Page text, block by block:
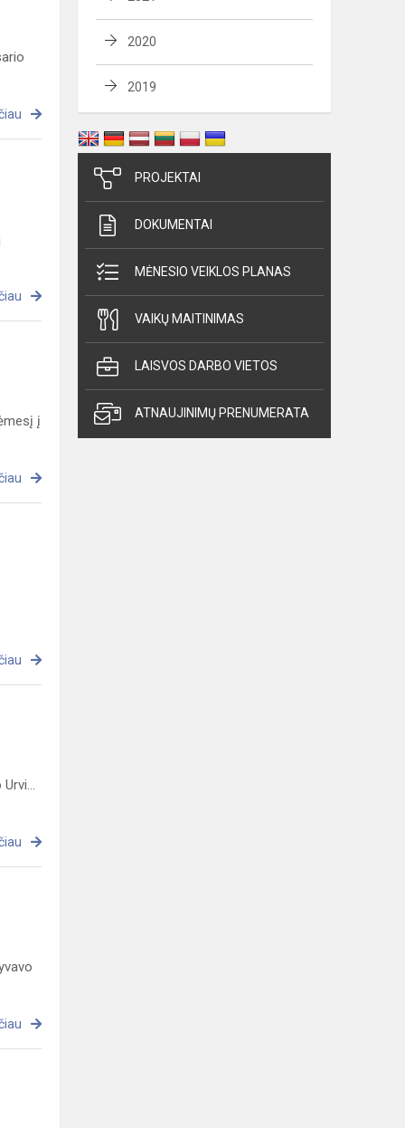
į
2020
2019
PROJEKTAI
DOKUMENTAI
MĖNESIO VEIKLOS PLANAS
VAIKŲ MAITINIMAS
LAISVOS DARBO VIETOS
ATNAUJINIMŲ PRENUMERATA